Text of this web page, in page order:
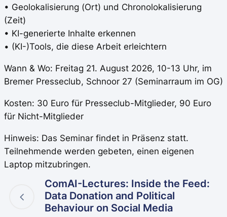
• Geolokalisierung (Ort) und Chronolokalisierung
(Zeit)
• KI-generierte Inhalte erkennen
• (KI-)Tools, die diese Arbeit erleichtern
Wann & Wo: Freitag 21. August 2026, 10-13 Uhr, im
Bremer Presseclub, Schnoor 27 (Seminarraum im OG)
Kosten: 30 Euro für Presseclub-Mitglieder, 90 Euro
für Nicht-Mitglieder
Hinweis: Das Seminar findet in Präsenz statt.
Teilnehmende werden gebeten, einen eigenen
Laptop mitzubringen.
ComAI-Lectures: Inside the Feed:
Data Donation and Political
Behaviour on Social Media